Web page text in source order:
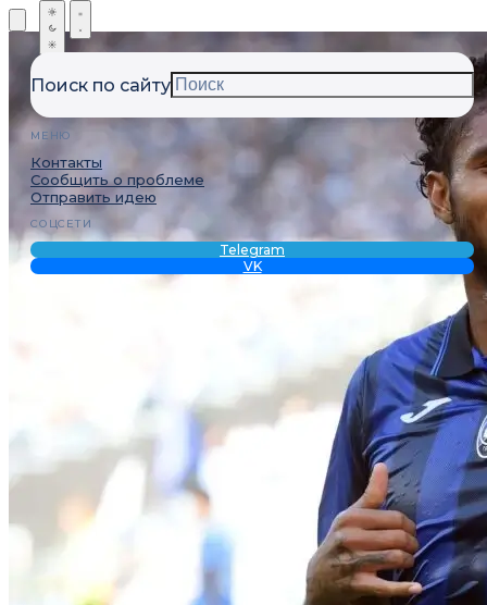
Поиск по сайту
МЕНЮ
Контакты
Сообщить о проблеме
Отправить идею
СОЦСЕТИ
Telegram
VK